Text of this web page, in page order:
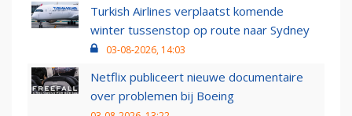
Turkish Airlines verplaatst komende
winter tussenstop op route naar Sydney
03-08-2026, 14:03
Netflix publiceert nieuwe documentaire
over problemen bij Boeing